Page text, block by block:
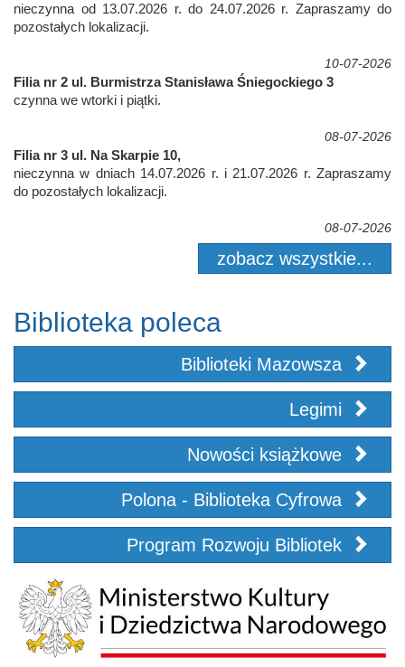
nieczynna od 13.07.2026 r. do 24.07.2026 r. Zapraszamy do
pozostałych lokalizacji.
10-07-2026
Filia nr 2 ul. Burmistrza Stanisława Śniegockiego 3
czynna we wtorki i piątki.
08-07-2026
Filia nr 3 ul. Na Skarpie 10,
nieczynna w dniach 14.07.2026 r. i 21.07.2026 r. Zapraszamy
do pozostałych lokalizacji.
08-07-2026
zobacz wszystkie...
Biblioteka poleca
Biblioteki Mazowsza
Legimi
Nowości książkowe
Polona - Biblioteka Cyfrowa
Program Rozwoju Bibliotek